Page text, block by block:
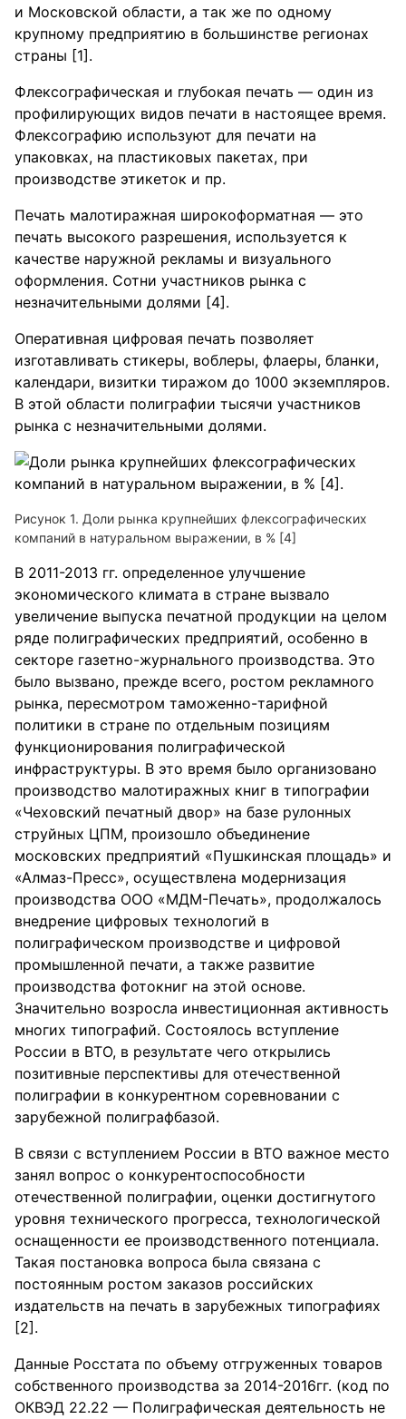
и Московской области, а так же по одному
крупному предприятию в большинстве регионах
страны [1].
Флексографическая и глубокая печать — один из
профилирующих видов печати в настоящее время.
Флексографию используют для печати на
упаковках, на пластиковых пакетах, при
производстве этикеток и пр.
Печать малотиражная широкоформатная — это
печать высокого разрешения, используется к
качестве наружной рекламы и визуального
оформления. Сотни участников рынка с
незначительными долями [4].
Оперативная цифровая печать позволяет
изготавливать стикеры, воблеры, флаеры, бланки,
календари, визитки тиражом до 1000 экземпляров.
В этой области полиграфии тысячи участников
рынка с незначительными долями.
Рисунок 1. Доли рынка крупнейших флексографических
компаний в натуральном выражении, в % [4]
В 2011-2013 гг. определенное улучшение
экономического климата в стране вызвало
увеличение выпуска печатной продукции на целом
ряде полиграфических предприятий, особенно в
секторе газетно-журнального производства. Это
было вызвано, прежде всего, ростом рекламного
рынка, пересмотром таможенно-тарифной
политики в стране по отдельным позициям
функционирования полиграфической
инфраструктуры. В это время было организовано
производство малотиражных книг в типографии
«Чеховский печатный двор» на базе рулонных
струйных ЦПМ, произошло объединение
московских предприятий «Пушкинская площадь» и
«Алмаз-Пресс», осуществлена модернизация
производства ООО «МДМ-Печать», продолжалось
внедрение цифровых технологий в
полиграфическом производстве и цифровой
промышленной печати, а также развитие
производства фотокниг на этой основе.
Значительно возросла инвестиционная активность
многих типографий. Состоялось вступление
России в ВТО, в результате чего открылись
позитивные перспективы для отечественной
полиграфии в конкурентном соревновании с
зарубежной полиграфбазой.
В связи с вступлением России в ВТО важное место
занял вопрос о конкурентоспособности
отечественной полиграфии, оценки достигнутого
уровня технического прогресса, технологической
оснащенности ее производственного потенциала.
Такая постановка вопроса была связана с
постоянным ростом заказов российских
издательств на печать в зарубежных типографиях
[2].
Данные Росстата по объему отгруженных товаров
собственного производства за 2014-2016гг. (код по
ОКВЭД 22.22 — Полиграфическая деятельность не